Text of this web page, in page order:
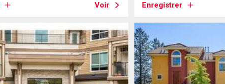
Voir Enregistrer